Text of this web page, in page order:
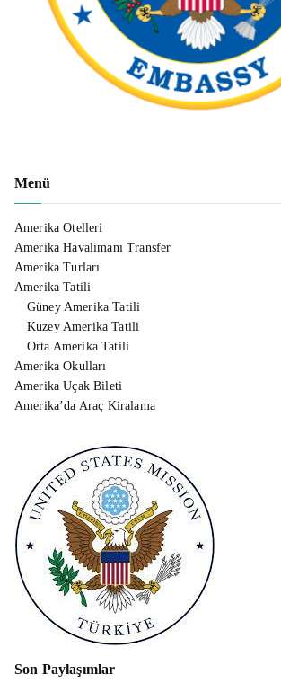
Menü
Amerika Otelleri
Amerika Havalimanı Transfer
Amerika Turları
Amerika Tatili
Güney Amerika Tatili
Kuzey Amerika Tatili
Orta Amerika Tatili
Amerika Okulları
Amerika Uçak Bileti
Amerika’da Araç Kiralama
Son Paylaşımlar